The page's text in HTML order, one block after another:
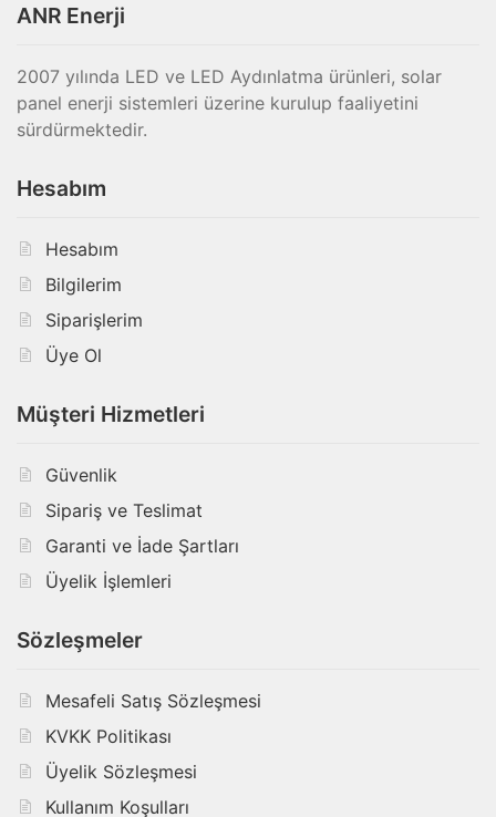
ANR Enerji
2007 yılında LED ve LED Aydınlatma ürünleri, solar
panel enerji sistemleri üzerine kurulup faaliyetini
sürdürmektedir.
Hesabım
Hesabım
Bilgilerim
Siparişlerim
Üye Ol
Müşteri Hizmetleri
Güvenlik
Sipariş ve Teslimat
Garanti ve İade Şartları
Üyelik İşlemleri
Sözleşmeler
Mesafeli Satış Sözleşmesi
KVKK Politikası
Üyelik Sözleşmesi
Kullanım Koşulları